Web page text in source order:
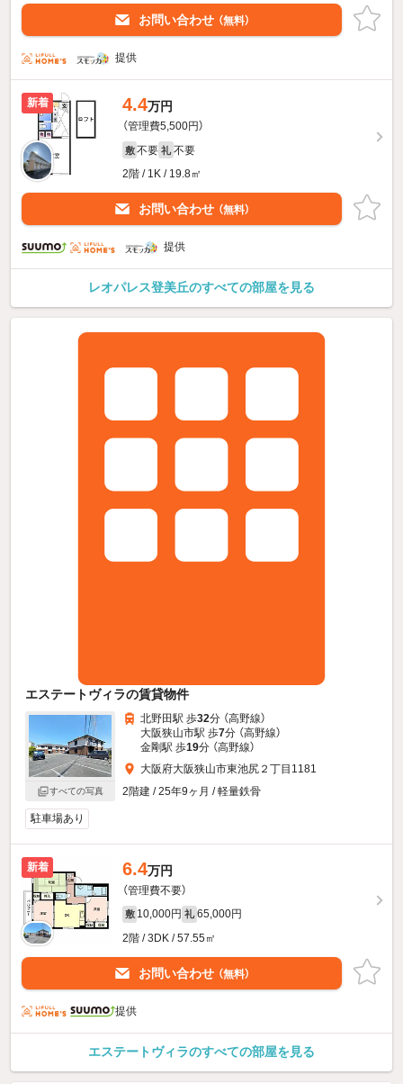
お問い合わせ （無料）
提供
新着 4.4万円
（管理費5,500円）
敷 不要 礼 不要
2階 / 1K / 19.8㎡
お問い合わせ （無料）
提供
レオパレス登美丘のすべての部屋を見る
エステートヴィラの賃貸物件
すべての写真
北野田駅 歩32分 （高野線）
大阪狭山市駅 歩7分 （高野線）
金剛駅 歩19分 （高野線）
大阪府大阪狭山市東池尻２丁目1181
2階建 / 25年9ヶ月 / 軽量鉄骨
駐車場あり
新着 6.4万円
（管理費不要）
敷 10,000円 礼 65,000円
2階 / 3DK / 57.55㎡
お問い合わせ （無料）
提供
エステートヴィラのすべての部屋を見る